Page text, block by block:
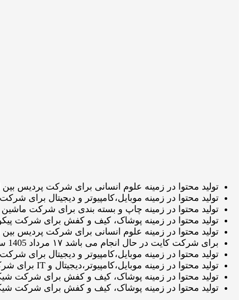
تولید محتوا در زمینه علوم انسانی برای شرکت پردیس بین الملل علم و فن
تولید محتوا در زمینه موبایل،کامپیوتر و دیجیتال برای شرکت موبوپارت
تولید محتوا در زمینه چاپ و بسته بندی برای شرکت ماشین سازی عدیلی در
تولید محتوا در زمینه پوشاک، کیف و کفش برای شرکت پیکوتویز اتمام شده می
تولید محتوا در زمینه علوم انسانی برای شرکت پردیس بین الملل علم و
برای شرکت کایت در حال انجام می باشد ۱۷ مرداد 1405 ساعت ۰۸:۴۸:۲۷
تولید محتوا در زمینه موبایل،کامپیوتر و دیجیتال برای شرکت سورس
تولید محتوا در زمینه موبایل،کامپیوتر،دیجیتال و IT برای شرکت ال جی تک سرویس اتمام شده می باشد ۱۷ مرداد 1405 ساعت ۰۸:۳۴:۵۰
تولید محتوا در زمینه پوشاک، کیف و کفش برای شرکت شیکومد در حال
تولید محتوا در زمینه پوشاک، کیف و کفش برای شرکت شیکومد در حال